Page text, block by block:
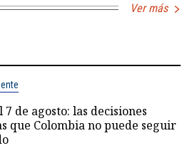
Ver más
7 de agosto: las decisiones
que Colombia no puede seguir